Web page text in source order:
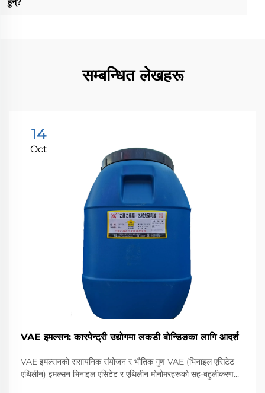
सम्बन्धित लेखहरू
14
Oct
VAE इमल्सन: कारपेन्ट्री उद्योगमा लकडी बोन्डिङका लागि आदर्श
VAE इमल्सनको रासायनिक संयोजन र भौतिक गुण VAE (भिनाइल एसिटेट
एथिलीन) इमल्सन भिनाइल एसिटेट र एथिलीन मोनोमरहरूको सह-बहुलीकरण